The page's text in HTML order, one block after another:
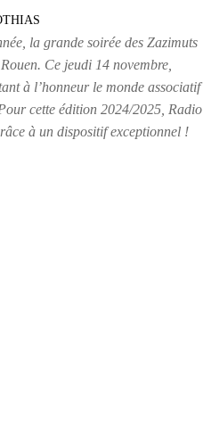
la grande soirée des Zazimuts
Ce jeudi 14 novembre,
à l’honneur le monde associatif
cette édition 2024/2025, Radio
à un dispositif exceptionnel !